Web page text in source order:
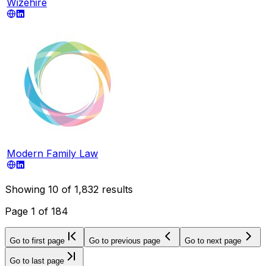
Modern Family Law
Showing 10 of 1,832 results
Page 1 of 184
Go to first page Go to previous page Go to next page
Go to last page